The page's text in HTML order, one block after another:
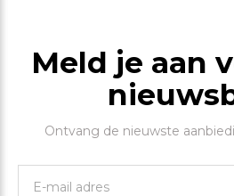
Meld je aan
Ontvang de nieuwste